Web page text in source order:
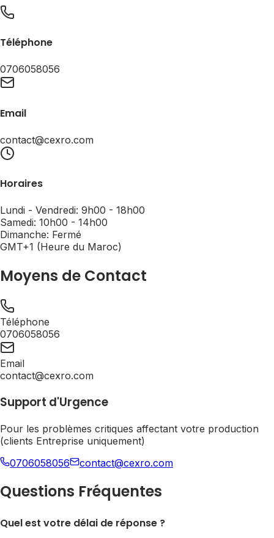
Téléphone
0706058056
Email
contact@cexro.com
Horaires
Lundi - Vendredi: 9h00 - 18h00
Samedi: 10h00 - 14h00
Dimanche: Fermé
GMT+1 (Heure du Maroc)
Moyens de Contact
Téléphone
0706058056
Email
contact@cexro.com
Support d'Urgence
Pour les problèmes critiques affectant votre production
(clients Entreprise uniquement)
0706058056
contact@cexro.com
Questions Fréquentes
Quel est votre délai de réponse ?